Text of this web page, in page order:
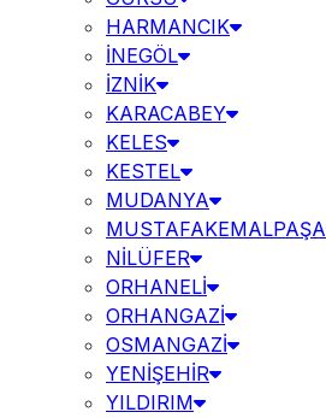
HARMANCIK
İNEGÖL
İZNİK
KARACABEY
KELES
KESTEL
MUDANYA
MUSTAFAKEMALPAŞA
NİLÜFER
ORHANELİ
ORHANGAZİ
OSMANGAZİ
YENİŞEHİR
YILDIRIM